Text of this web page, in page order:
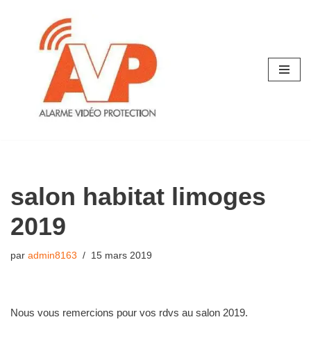
salon habitat limoges
2019
par admin8163 15 mars 2019
Nous vous remercions pour vos rdvs au salon 2019.